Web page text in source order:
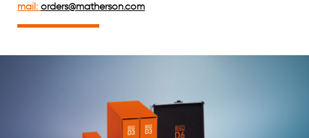
mail: orders@matherson.com